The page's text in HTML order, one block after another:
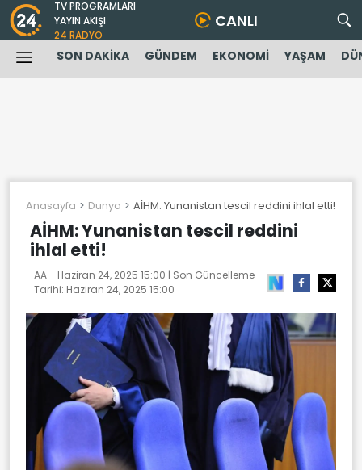
TV PROGRAMLARI
YAYIN AKIŞI
24 RADYO
CANLI
SON DAKİKA GÜNDEM EKONOMİ YAŞAM
Anasayfa Dunya AİHM: Yunanistan tescil reddini ihlal etti!
AİHM: Yunanistan tescil reddini
ihlal etti!
AA - Haziran 24, 2025 15:00 | Son Güncelleme
Tarihi: Haziran 24, 2025 15:00